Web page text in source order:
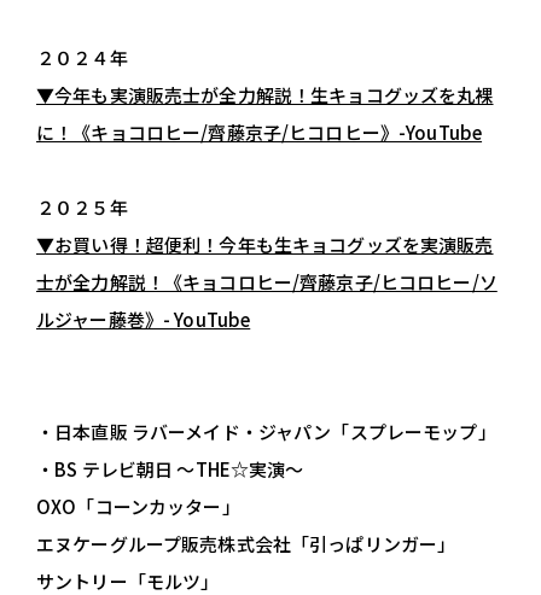
２０２４年
▼今年も実演販売士が全力解説！生キョコグッズを丸裸
に！《キョコロヒー/齊藤京子/ヒコロヒー》-YouTube
２０２５年
▼お買い得！超便利！今年も生キョコグッズを実演販売
士が全力解説！《キョコロヒー/齊藤京子/ヒコロヒー/ソ
ルジャー藤巻》- YouTube
・日本直販 ラバーメイド・ジャパン「スプレーモップ」
・BS テレビ朝日 ～THE☆実演～
OXO「コーンカッター」
エヌケーグループ販売株式会社「引っぱリンガー」
サントリー「モルツ」